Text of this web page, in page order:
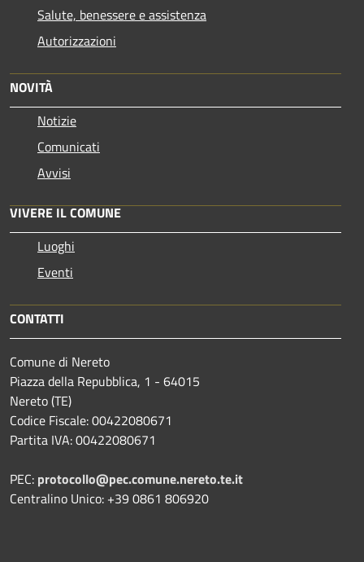
Salute, benessere e assistenza
Autorizzazioni
NOVITÀ
Notizie
Comunicati
Avvisi
VIVERE IL COMUNE
Luoghi
Eventi
CONTATTI
Comune di Nereto
Piazza della Repubblica, 1 - 64015
Nereto (TE)
Codice Fiscale: 00422080671
Partita IVA: 00422080671
PEC: protocollo@pec.comune.nereto.te.it
Centralino Unico: +39 0861 806920